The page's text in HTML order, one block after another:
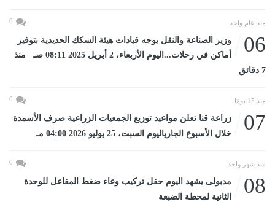
منذ عام واحد 0
06
وزير الصناعة والنقل يوجه قيادات هيئة السكك الحديدية بتوفير
أماكن في رحلات...اليوم الأربعاء، 2 أبريل 2025 08:11 صـ منذ
7 دقائق
منذ 15 يومًا 0
07
زراعة قنا تعلن مواعيد توزيع الجمعيات الزراعية صرف الأسمدة
خلال الأسبوع الجارياليوم السبت، 25 يوليو 2026 04:00 مـ
منذ شهر واحد 0
08
مدبولى يشهد اليوم حفل تركيب وعاء ضغط المفاعل للوحدة
الثانية لمحطة الضبعة